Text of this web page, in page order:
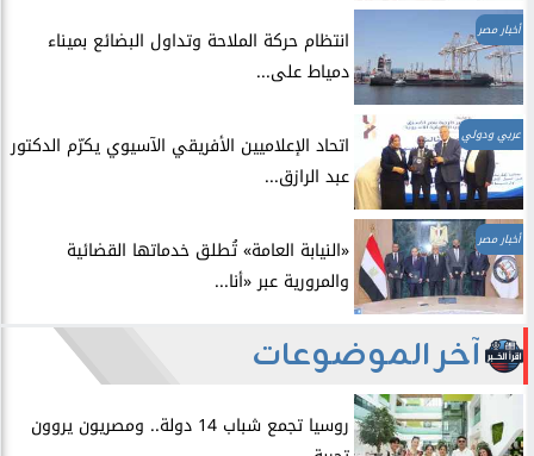
أخبار مصر
انتظام حركة الملاحة وتداول البضائع بميناء
دمياط على...
عربي ودولي
اتحاد الإعلاميين الأفريقي الآسيوي يكرّم الدكتور
عبد الرازق...
أخبار مصر
​«النيابة العامة» تُطلق خدماتها القضائية
والمرورية عبر «أنا...
آخر الموضوعات
روسيا تجمع شباب 14 دولة.. ومصريون يروون